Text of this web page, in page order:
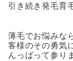
引き続き発毛育
薄毛でお悩みな
客様のその勇気
んっばって参り